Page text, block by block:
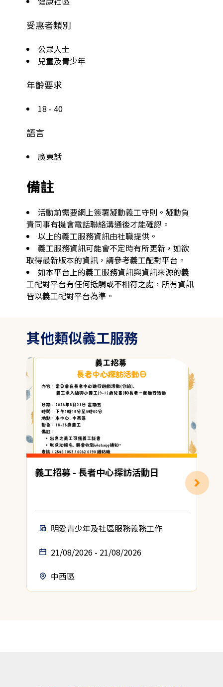
受惠者類別
公眾人士
兒童及青少年
年齡要求
18 - 40
語言
廣東話
備註
活動前需要網上簽署凝動義工守則。凝動負
責同事有機會電話聯絡溝通後才能確認。
以上的義工服務資訊由社職提供。
義工服務資訊可能會不定時有所更新，如欲
取得最新版本的資訊，請參考義工配對平台。
如本平台上的義工服務資訊與資訊來源的義
工配對平台有任何抵觸或不相符之處，所有資訊
皆以義工配對平台為準。
其他類似義工服務
義工招募 - 長者中心探訪活動日
明愛青少年及社區服務義務工作
21/08/2026 - 21/08/2026
中西區